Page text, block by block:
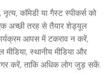
कॉमेडी या गैस्ट स्पीकर्स को
अच्छी तरह से तैयार शेड्यूल
आपस में टकराव न करें,
स्थानीय मीडिया और
करें, ताकि अधिक लोग जुड़ सकें.